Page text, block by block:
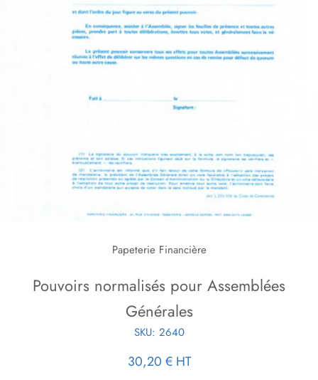
Papeterie Financière
Pouvoirs normalisés pour Assemblées
Générales
SKU: 2640
30,20 € HT